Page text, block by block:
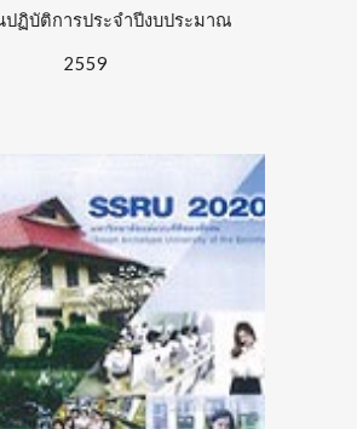
ปฏิบัติการประจำปีงบประมาณ
2559